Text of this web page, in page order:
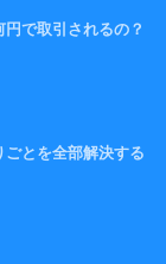
で取引されるの？
とを全部解決する